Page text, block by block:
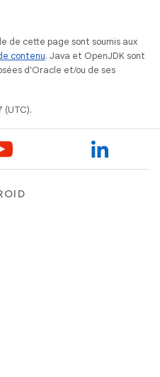
de cette page sont soumis aux
contenu. Java et OpenJDK sont
d'Oracle et/ou de ses
(UTC).